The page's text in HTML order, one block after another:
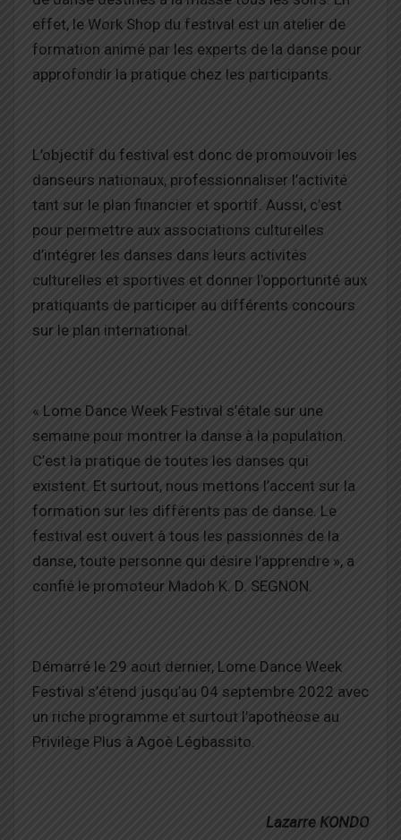
effet, le Work Shop du festival est un atelier de
formation animé par les experts de la danse pour
approfondir la pratique chez les participants.
L’objectif du festival est donc de promouvoir les
danseurs nationaux, professionnaliser l’activité
tant sur le plan financier et sportif. Aussi, c’est
pour permettre aux associations culturelles
d’intégrer les danses dans leurs activités
culturelles et sportives et donner l’opportunité aux
pratiquants de participer au différents concours
sur le plan international.
« Lome Dance Week Festival s’étale sur une
semaine pour montrer la danse à la population.
C’est la pratique de toutes les danses qui
existent. Et surtout, nous mettons l’accent sur la
formation sur les différents pas de danse. Le
festival est ouvert à tous les passionnés de la
danse, toute personne qui désire l’apprendre », a
confié le promoteur Madoh K. D. SEGNON.
Démarré le 29 aout dernier, Lome Dance Week
Festival s’étend jusqu’au 04 septembre 2022 avec
un riche programme et surtout l’apothéose au
Privilège Plus à Agoè Légbassito.
Lazarre KONDO